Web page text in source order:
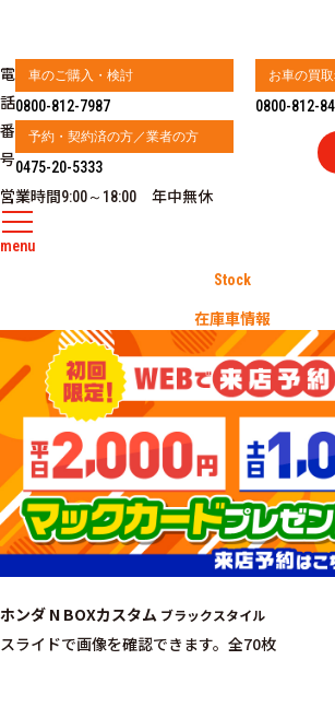
電
話
番
号
車のご購入・検討
0800-812-7987
お車の買
0800-812-
予約・契約済の方／業者の方
0475-20-5333
営業時間9:00～18:00 年中無休
menu
在庫車情報
Stock
ホンダ N BOXカスタム ブラックスタイル
スライドで画像を確認できます。 全70枚